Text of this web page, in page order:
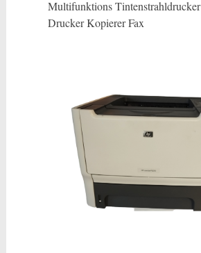
Multifunktions Tintenstrahldrucker
Drucker Kopierer Fax